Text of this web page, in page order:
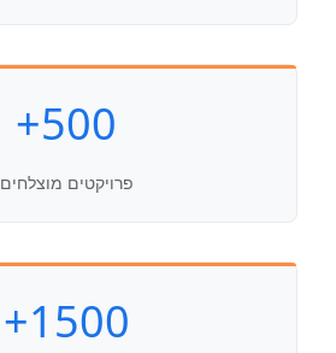
500+
פרויקטים מוצלחים
1500+